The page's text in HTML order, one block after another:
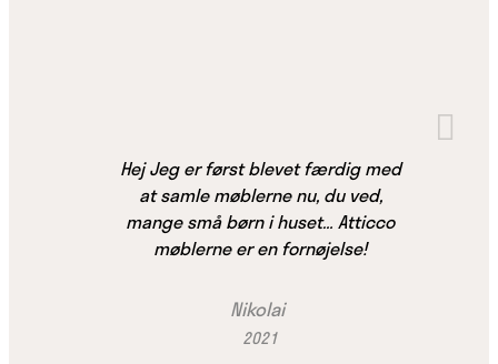
Hej Jeg er først blevet færdig med
at samle møblerne nu, du ved,
mange små børn i huset… Atticco
møblerne er en fornøjelse!
Nikolai
2021